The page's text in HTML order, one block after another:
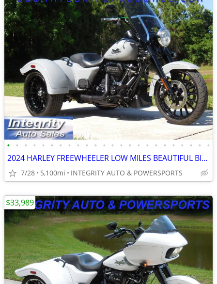
• • • • • • • • • • • • • • • • • • • • • • • •
2024 HARLEY FREEWHEELER LOW MILES BEAUTIFUL BIKE NO BS FEES HERE!!!!!!
7/28 5,100mi INTEGRITY AUTO & POWERSPORTS
$33,989